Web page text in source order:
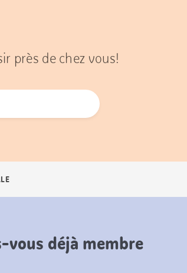
près de chez vous!
vous déjà membre